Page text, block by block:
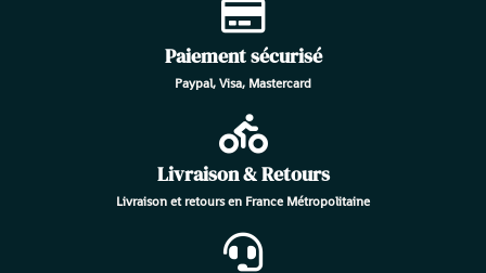
Paiement sécurisé
Paypal, Visa, Mastercard
Livraison & Retours
Livraison et retours en France Métropolitaine